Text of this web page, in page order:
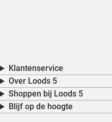
Klantenservice
Over Loods 5
Shoppen bij Loods 5
Blijf op de hoogte